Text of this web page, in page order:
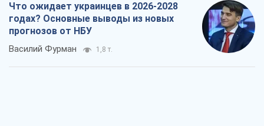
Что ожидает украинцев в 2026-2028
годах? Основные выводы из новых
прогнозов от НБУ
Василий Фурман 1,8 т.